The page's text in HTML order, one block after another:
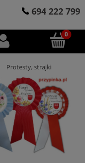
694 222 799
Protesty, strajki